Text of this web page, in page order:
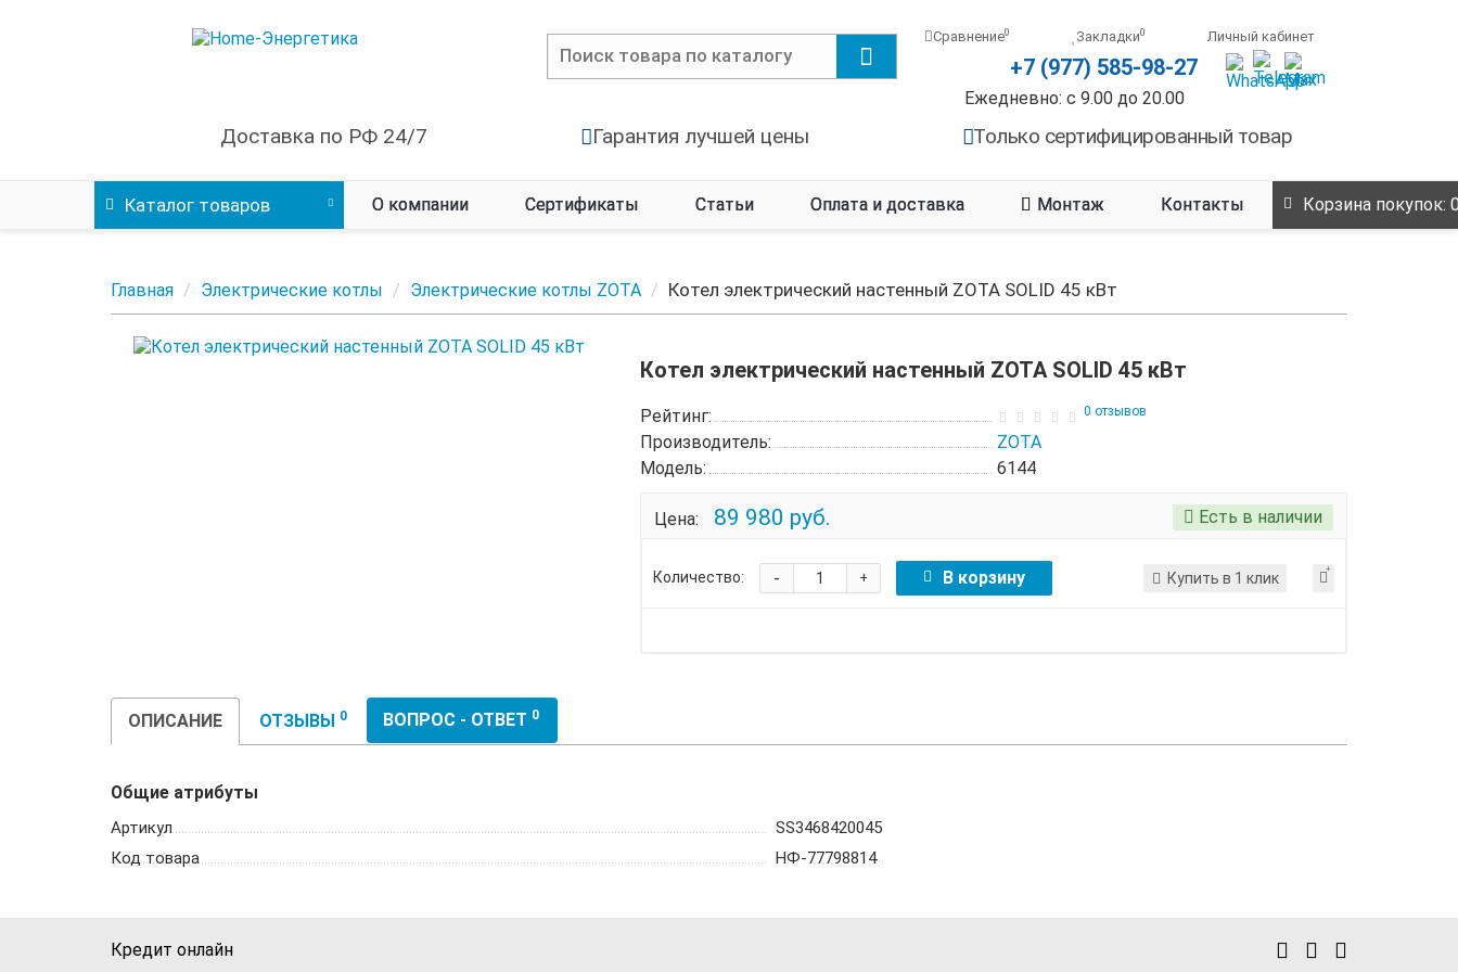
Сравнение0 Закладки0 Личный кабинет
+7 (977) 585-98-27
Ежедневно: с 9.00 до 20.00
Доставка по РФ 24/7 Гарантия лучшей цены Только сертифицированный товар
Каталог товаров О компании Сертификаты Статьи Оплата и доставка Монтаж Контакты Корзина покупок:
Главная Электрические котлы Электрические котлы ZOTA Котел электрический настенный ZOTA SOLID 45 кВт
Котел электрический настенный ZOTA SOLID 45 кВт
Рейтинг: 0 отзывов
Производитель:
ZOTA
Модель:
6144
Цена: 89 980 руб. Есть в наличии
Количество: +
- В корзину Купить в 1 клик
ОПИСАНИЕ ОТЗЫВЫ 0 ВОПРОС - ОТВЕТ 0
Общие атрибуты
Артикул
SS3468420045
Код товара
НФ-77798814
Кредит онлайн